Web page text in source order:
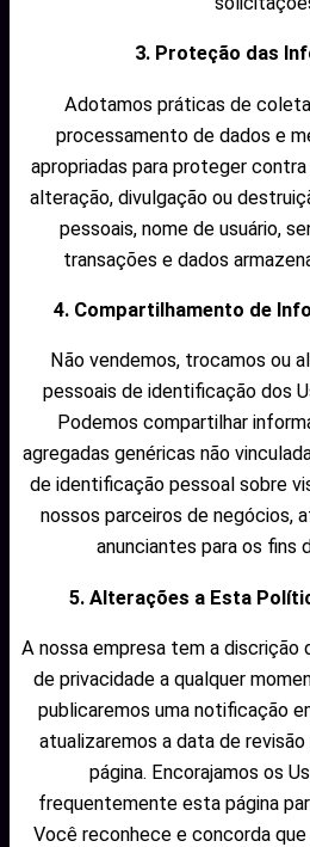
3. Proteção das
Adotamos práticas de
processamento de dados e
apropriadas para proteger
alteração, divulgação ou
pessoais, nome de usuário,
transações e dados
4. Compartilhamento de
Não vendemos, trocamos ou
pessoais de identificação dos
Podemos compartilhar
agregadas genéricas não
de identificação pessoal sobre
nossos parceiros de negócios,
anunciantes para os fins
5. Alterações a Esta
A nossa empresa tem a
de privacidade a qualquer
publicaremos uma notificação
atualizaremos a data de
página. Encorajamos os
frequentemente esta página
Você reconhece e concorda